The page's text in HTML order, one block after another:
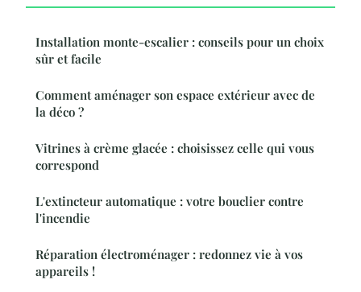
Installation monte-escalier : conseils pour un choix
sûr et facile
Comment aménager son espace extérieur avec de
la déco ?
Vitrines à crème glacée : choisissez celle qui vous
correspond
L'extincteur automatique : votre bouclier contre
l'incendie
Réparation électroménager : redonnez vie à vos
appareils !